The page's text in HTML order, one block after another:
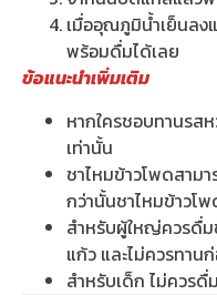
เมื่ออุณภูมิน้ำเย็นลง
พร้อมดื่มได้เลย
ข้อแนะนำเพิ่มเติม
หากใครชอบทานรส
เท่านั้น
ชาไหมข้าวโพดสาม
กว่านั้นชาไหมข้าวโ
สำหรับผู้ใหญ่ควรดื่ม
แก้ว และไม่ควรทาน
สำหรับเด็ก ไม่ควรดื่